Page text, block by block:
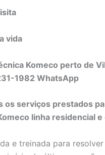
vida
Komeco perto de
1982 WhatsApp
os serviços prestados
linha residencial
e treinada para